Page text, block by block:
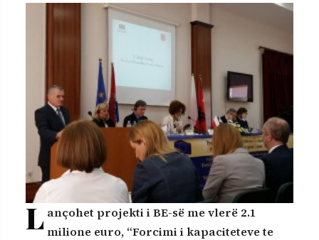
L ançohet projekti i BE-së me vlerë 2.1
milione euro, “Forcimi i kapaciteteve te